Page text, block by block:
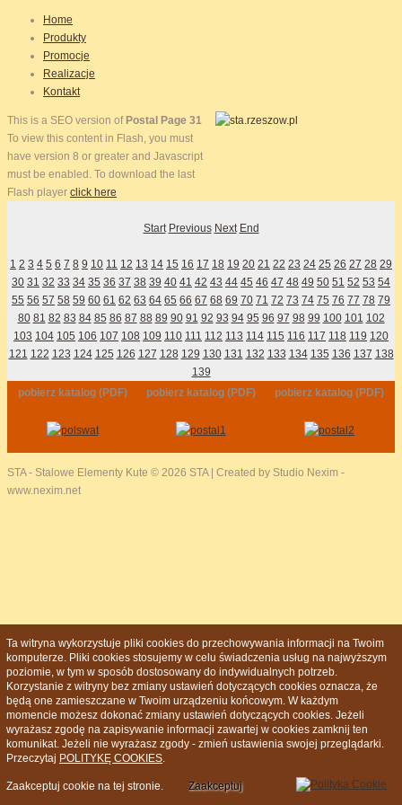
Home
Produkty
Promocje
Realizacje
Kontakt
This is a SEO version of Postal Page 31
To view this content in Flash, you must
have version 8 or greater and Javascript
must be enabled. To download the last
Flash player click here
Start Previous Next End
1 2 3 4 5 6 7 8 9 10 11 12 13 14 15 16 17 18 19 20 21 22 23 24 25 26 27 28 29
30 31 32 33 34 35 36 37 38 39 40 41 42 43 44 45 46 47 48 49 50 51 52 53 54
55 56 57 58 59 60 61 62 63 64 65 66 67 68 69 70 71 72 73 74 75 76 77 78 79
80 81 82 83 84 85 86 87 88 89 90 91 92 93 94 95 96 97 98 99 100 101 102
103 104 105 106 107 108 109 110 111 112 113 114 115 116 117 118 119 120
121 122 123 124 125 126 127 128 129 130 131 132 133 134 135 136 137 138
139
pobierz katalog (PDF)
pobierz katalog (PDF) pobierz katalog (PDF)
STA - Stalowe Elementy Kute © 2026 STA | Created by Studio Nexim -
www.nexim.net
Ta witryna wykorzystuje pliki cookies do przechowywania informacji na Twoim
komputerze. Pliki cookies stosujemy w celu świadczenia usług na najwyższym
poziomie, w tym w sposób dostosowany do indywidualnych potrzeb.
Korzystanie z witryny bez zmiany ustawień dotyczących cookies oznacza, że
będą one zamieszczane w Twoim urządzeniu końcowym. W każdym
momencie możesz dokonać zmiany ustawień dotyczących cookies. Jeżeli
wyrażasz zgodę na zapisywanie informacji zawartej w cookies zamknij ten
komunikat. Jeżeli nie wyrażasz zgody - zmień ustawienia swojej przeglądarki.
Przeczytaj POLITYKĘ COOKIES.
Zaakceptuj cookie na tej stronie. Zaakceptuj